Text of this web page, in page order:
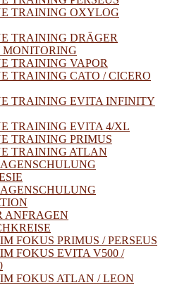
TRAINING OXYLOG
TRAINING DRÄGER
TRAINING VAPOR
TRAINING CATO / CICERO
TRAINING EVITA INFINITY
TRAINING EVITA 4/XL
TRAINING PRIMUS
TRAINING ATLAN
ANFRAGEN
FOKUS PRIMUS / PERSEUS
FOKUS EVITA V500 /
FOKUS ATLAN / LEON